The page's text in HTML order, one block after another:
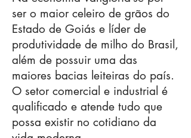
ser o maior celeiro de grãos do
Estado de Goiás e líder de
produtividade de milho do Brasil,
além de possuir uma das
maiores bacias leiteiras do país.
O setor comercial e industrial é
qualificado e atende tudo que
possa existir no cotidiano da